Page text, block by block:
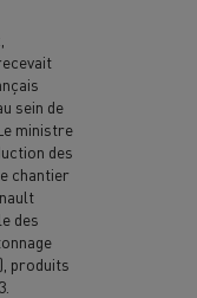
sein de
ministre
des
chantier
des
produits